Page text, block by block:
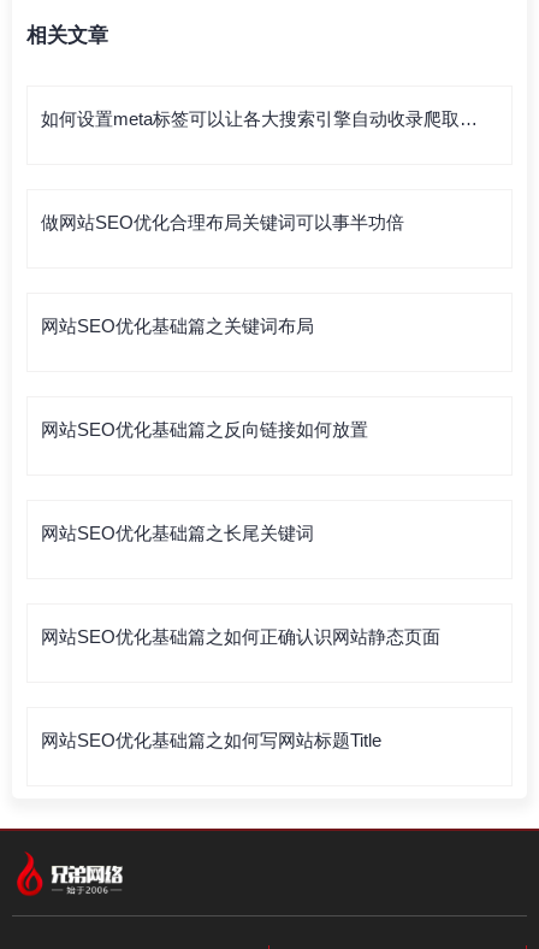
相关文章
如何设置meta标签可以让各大搜索引擎自动收录爬取你
做网站SEO优化合理布局关键词可以事半功倍
网站SEO优化基础篇之关键词布局
网站SEO优化基础篇之反向链接如何放置
网站SEO优化基础篇之长尾关键词
网站SEO优化基础篇之如何正确认识网站静态页面
网站SEO优化基础篇之如何写网站标题Title